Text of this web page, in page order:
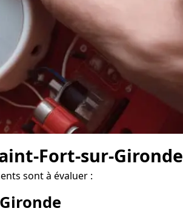
Fort-sur-Gironde
sont à évaluer :